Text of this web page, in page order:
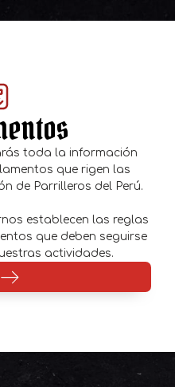
toda la información
que rigen las
de Parrilleros del Perú.
establecen las reglas
que deben seguirse
actividades.